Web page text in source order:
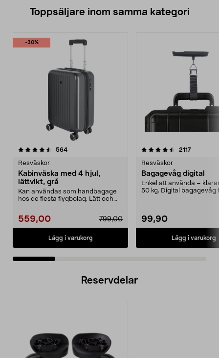
Toppsäljare inom samma kategori
-30%
564recensioner
Resväskor
Kabinväska med 4 hjul,
lättvikt, grå
Kan användas som handbagage
hos de flesta flygbolag. Lätt och
559,00 799,00
Lägg i varukorg
4.5 av 5 stjärnor 2117
Resväskor
Bagagevåg digital
Enkel att använda –
50 kg. Digital bagagevåg
99,90
Lägg i varukorg
4.5 av 5 stjärnor
Reservdelar